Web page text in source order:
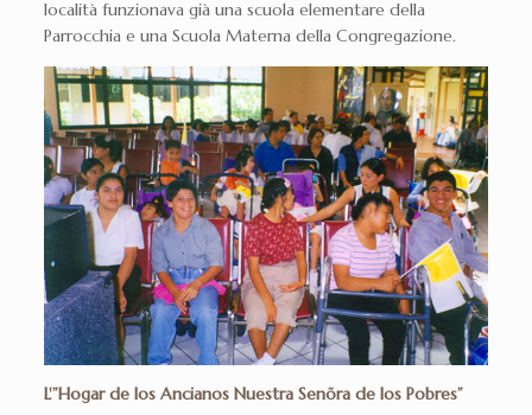
località funzionava già una scuola elementare della
Parrocchia e una Scuola Materna della Congregazione.
L'”Hogar de los Ancianos Nuestra Senõra de los Pobres”